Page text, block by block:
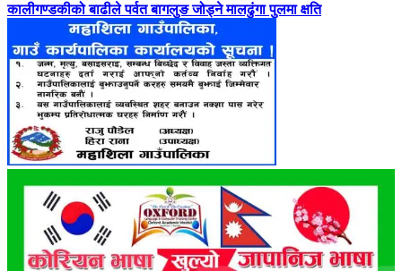
कालीगण्डकीको बाढीले पर्वत बागलुङ जोड्ने मालढुंगा पुलमा क्षति